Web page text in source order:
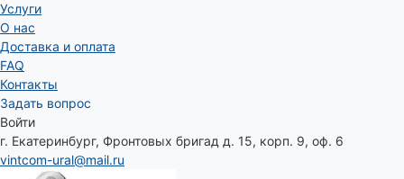
Услуги
О нас
Доставка и оплата
FAQ
Контакты
Задать вопрос
Войти
г. Екатеринбург, Фронтовых бригад д. 15, корп. 9, оф. 6
vintcom-ural@mail.ru